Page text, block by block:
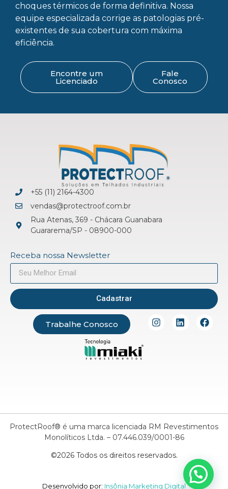
choques térmicos de forma definitiva. Nossa
equipe especializada corrige as patologias pré-
existentes de sua cobertura com máxima
eficiência.
Encontre um
Licenciado
Fale
Conosco
+55 (11) 2164-4300
vendas@protectroof.com.br
Rua Atenas, 369 - Chácara Guanabara
Guararema/SP - 08900-000
Receba nossa Newsletter
Cadastrar
Trabalhe Conosco
ProtectRoof® é uma marca licenciada RM Revestimentos
Monolíticos Ltda. – 07.446.039/0001-86
©2026 Todos os direitos reservados.
Desenvolvido por: Insônia Marketing Digital